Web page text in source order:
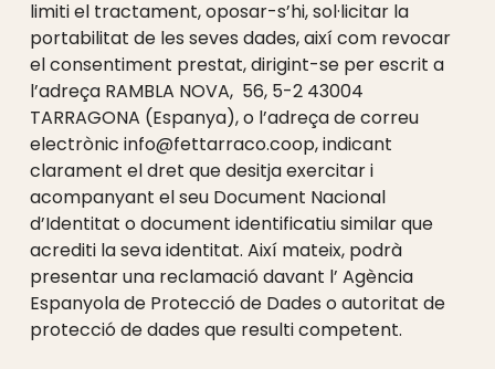
limiti el tractament, oposar-s’hi, sol·licitar la
portabilitat de les seves dades, així com revocar
el consentiment prestat, dirigint-se per escrit a
l’adreça RAMBLA NOVA, 56, 5-2 43004
TARRAGONA (Espanya), o l’adreça de correu
electrònic info@fettarraco.coop, indicant
clarament el dret que desitja exercitar i
acompanyant el seu Document Nacional
d’Identitat o document identificatiu similar que
acrediti la seva identitat. Així mateix, podrà
presentar una reclamació davant l’ Agència
Espanyola de Protecció de Dades o autoritat de
protecció de dades que resulti competent.